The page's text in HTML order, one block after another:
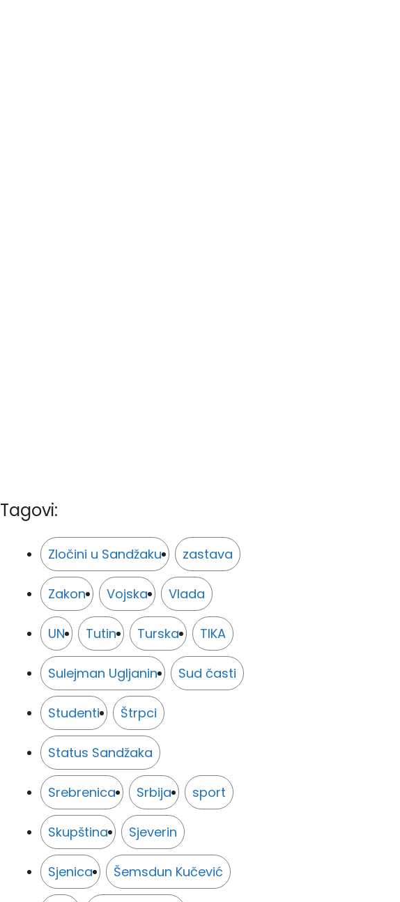
Tagovi:
Zločini u Sandžaku zastava
Zakon Vojska Vlada
UN Tutin Turska TIKA
Sulejman Ugljanin Sud časti
Studenti Štrpci
Status Sandžaka
Srebrenica Srbija sport
Skupština Sjeverin
Sjenica Šemsdun Kučević